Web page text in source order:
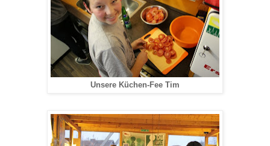
Unsere Küchen-Fee Tim